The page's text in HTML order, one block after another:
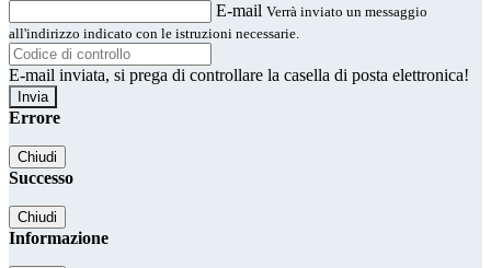
E-mail Verrà inviato un messaggio
all'indirizzo indicato con le istruzioni necessarie.
E-mail inviata, si prega di controllare la casella di posta elettronica!
Errore
Chiudi
Successo
Chiudi
Informazione